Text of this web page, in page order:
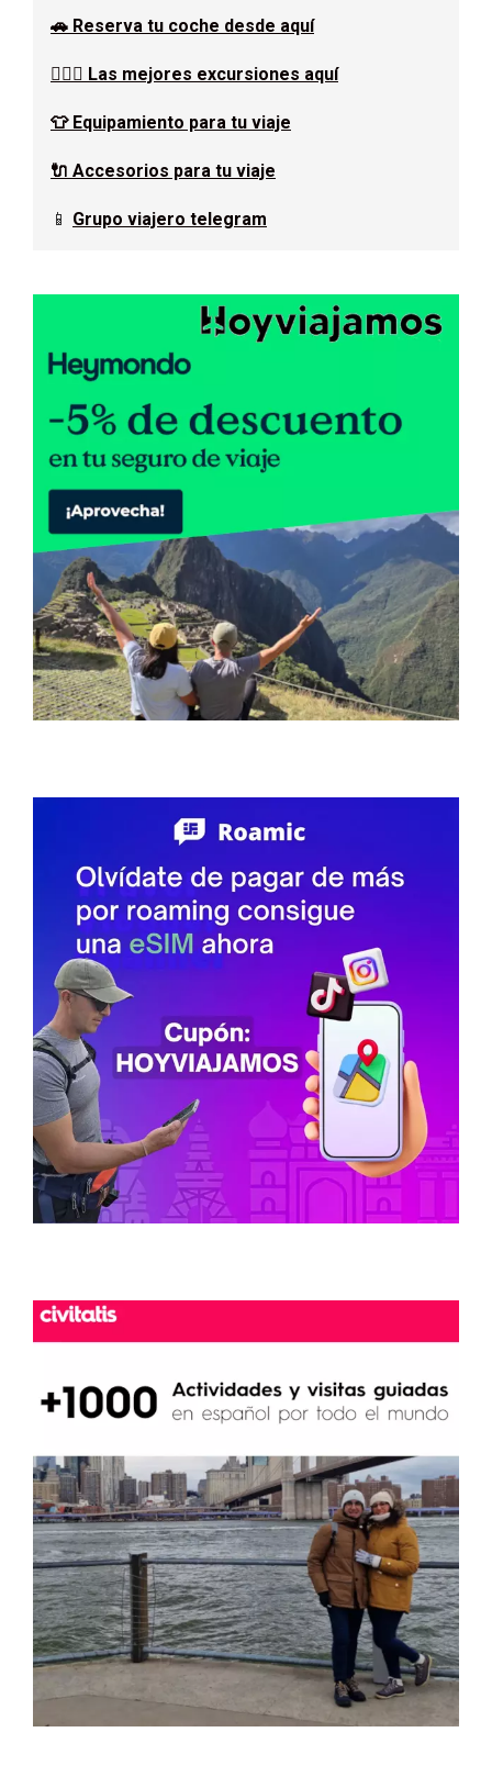
🚗 Reserva tu coche desde aquí
🚶🏿‍♂️ Las mejores excursiones aquí
👕 Equipamiento para tu viaje
🔌 Accesorios para tu viaje
📱 Grupo viajero telegram